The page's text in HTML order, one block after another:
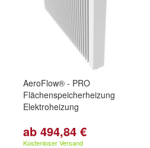
AeroFlow® - PRO
Flächenspeicherheizung
Elektroheizung
ab 494,84 €
Kostenloser Versand